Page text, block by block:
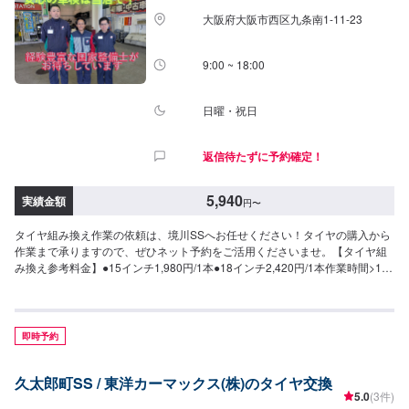
大阪府大阪市西区九条南1-11-23
9:00 ~ 18:00
日曜・祝日
返信待たずに予約確定！
実績金額 5,940円〜
タイヤ組み換え作業の依頼は、境川SSへお任せください！タイヤの購入から
作業まで承りますので、ぜひネット予約をご活用くださいませ。【タイヤ組
み換え参考料金】●15インチ1,980円/1本●18インチ2,420円/1本作業時間>10
即時予約
久太郎町SS / 東洋カーマックス(株)のタイヤ交換
5.0(3件)